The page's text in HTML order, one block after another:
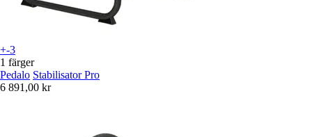
+-3
1 färger
Pedalo Stabilisator Pro
6 891,00 kr